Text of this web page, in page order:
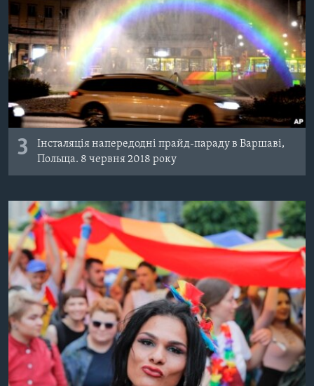
3
Інсталяція напередодні прайд-параду в Варшаві,
Польща. 8 червня 2018 року